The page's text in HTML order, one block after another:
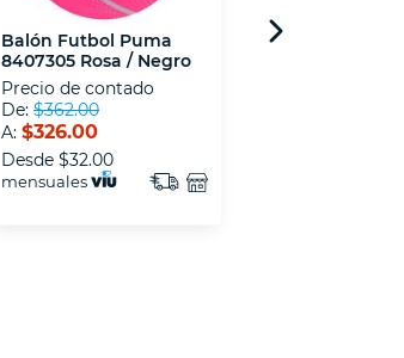
Balón Futbol Puma
8407305 Rosa / Negro
Precio de contado
De: $362.00
A: $326.00
Desde $32.00
mensuales
Balon Futbol